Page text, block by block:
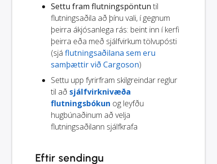
Settu fram flutningspöntun til
flutningsaðila að þínu vali, í gegnum
þeirra ákjósanlega rás: beint inn í kerfi
þeirra eða með sjálfvirkum tölvupósti
(sjá flutningsaðilana sem eru
samþættir við Cargoson)
Settu upp fyrirfram skilgreindar reglur
til að sjálfvirknivæða
flutningsbókun og leyfðu
hugbúnaðinum að velja
flutningsaðilann sjálfkrafa
Eftir sendingu